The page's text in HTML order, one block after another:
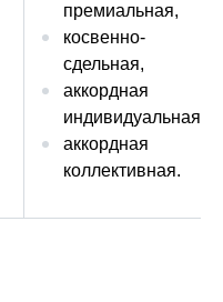
премиальная,
косвенно-
сдельная,
аккордная
индивидуальная,
аккордная
коллективная.